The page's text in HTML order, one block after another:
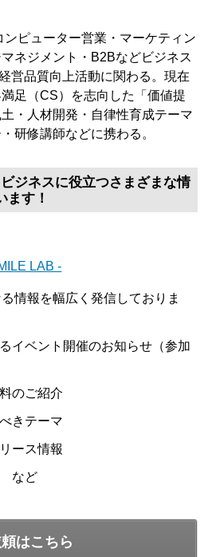
ピューター営業・マーケティン
ネジメント・B2Bなどビジネス
営品質向上活動に関わる。現在
足（CS）を志向した「価値提
・人材開発・自律性育成テーマ
研修講師などに携わる。
ジネスに役立つさまざまな情
ます！
LAB -
情報を幅広く発信しておりま
イベント開催のお知らせ（参加
のご紹介
きテーマ
ース情報
など
はこちら